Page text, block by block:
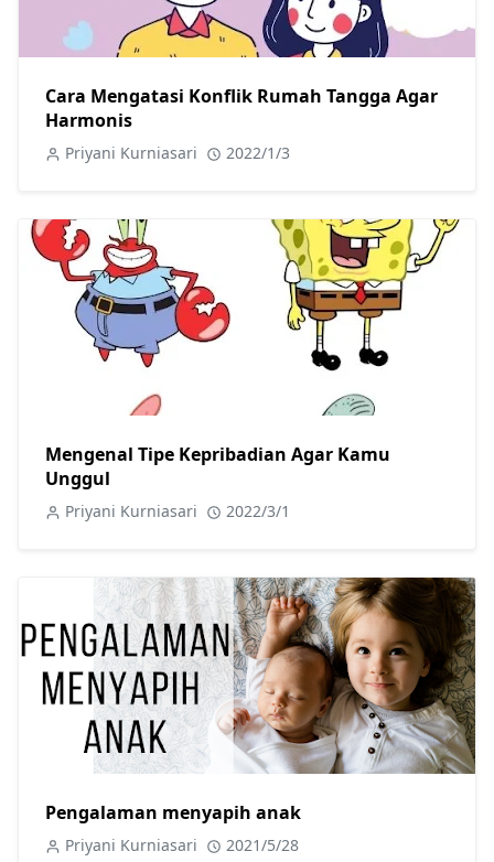
Cara Mengatasi Konflik Rumah Tangga Agar
Harmonis
Priyani Kurniasari 2022/1/3
Mengenal Tipe Kepribadian Agar Kamu
Unggul
Priyani Kurniasari 2022/3/1
Pengalaman menyapih anak
Priyani Kurniasari 2021/5/28